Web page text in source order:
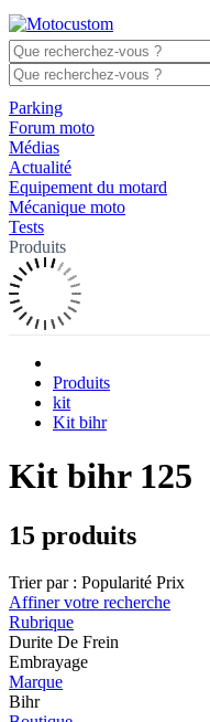
Parking
Forum moto
Médias
Actualité
Equipement du motard
Mécanique moto
Tests
Produits
Produits
kit
Kit bihr
Kit bihr 125
15 produits
Trier par : Popularité Prix
Affiner votre recherche
Rubrique
Durite De Frein
Embrayage
Marque
Bihr